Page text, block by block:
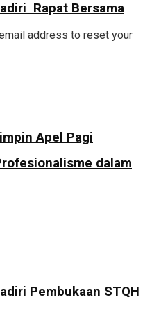
Rapat Bersama
Apel Pagi
dalam
Pembukaan STQH
address to reset your